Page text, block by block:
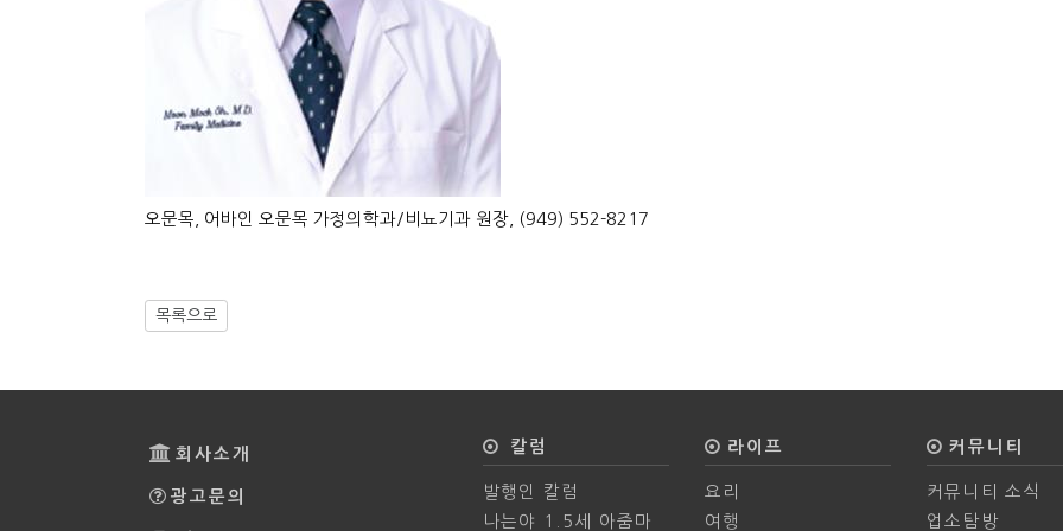
오문목, 어바인 오문목 가정의학과/비뇨기과 원장, (949) 552-8217
목록으로
회사소개
광고문의
칼럼
발행인 칼럼
나는야 1.5세 아줌마
라이프
요리
여행
커뮤니티
커뮤니티 소식
업소탐방